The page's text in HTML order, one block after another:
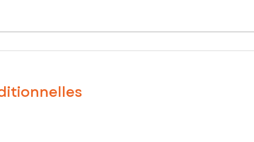
Cirq (coté Caussade), à seulement 5 minutes des